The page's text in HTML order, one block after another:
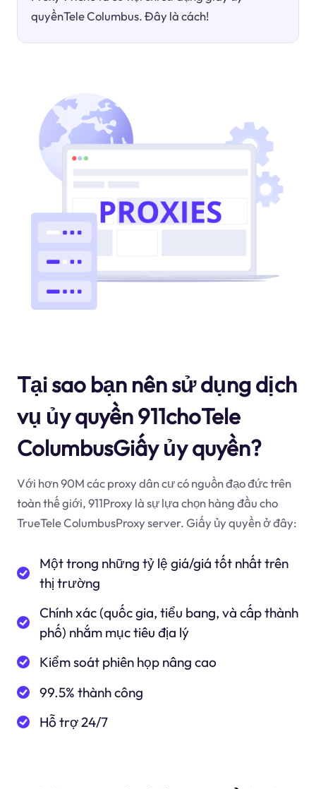
quyềnTele Columbus. Đây là cách!
Tại sao bạn nên sử dụng dịch
vụ ủy quyền 911choTele
ColumbusGiấy ủy quyền?
Với hơn 90M các proxy dân cư có nguồn đạo đức trên
toàn thế giới, 911Proxy là sự lựa chọn hàng đầu cho
TrueTele ColumbusProxy server. Giấy ủy quyền ở đây:
Một trong những tỷ lệ giá/giá tốt nhất trên
thị trường
Chính xác (quốc gia, tiểu bang, và cấp thành
phố) nhắm mục tiêu địa lý
Kiểm soát phiên họp nâng cao
99.5% thành công
Hỗ trợ 24/7